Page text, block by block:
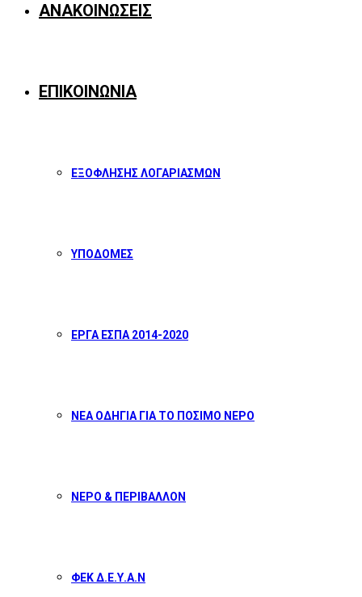
ΑΝΑΚΟΙΝΩΣΕΙΣ
ΕΠΙΚΟΙΝΩΝΙΑ
ΕΞΟΦΛΗΣΗΣ ΛΟΓΑΡΙΑΣΜΩΝ
ΥΠΟΔΟΜΕΣ
ΕΡΓΑ ΕΣΠΑ 2014-2020
ΝΕΑ ΟΔΗΓΙΑ ΓΙΑ ΤΟ ΠΟΣΙΜΟ ΝΕΡΟ
ΝΕΡΟ & ΠΕΡΙΒΑΛΛΟΝ
ΦΕΚ Δ.Ε.Υ.Α.Ν